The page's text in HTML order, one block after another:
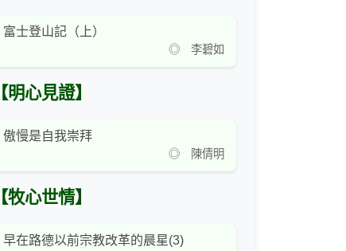
富士登山記（上）
◎ 李碧如
【明心見證】
傲慢是自我崇拜
◎ 陳倩明
【牧心世情】
早在路德以前宗教改革的晨星(3)